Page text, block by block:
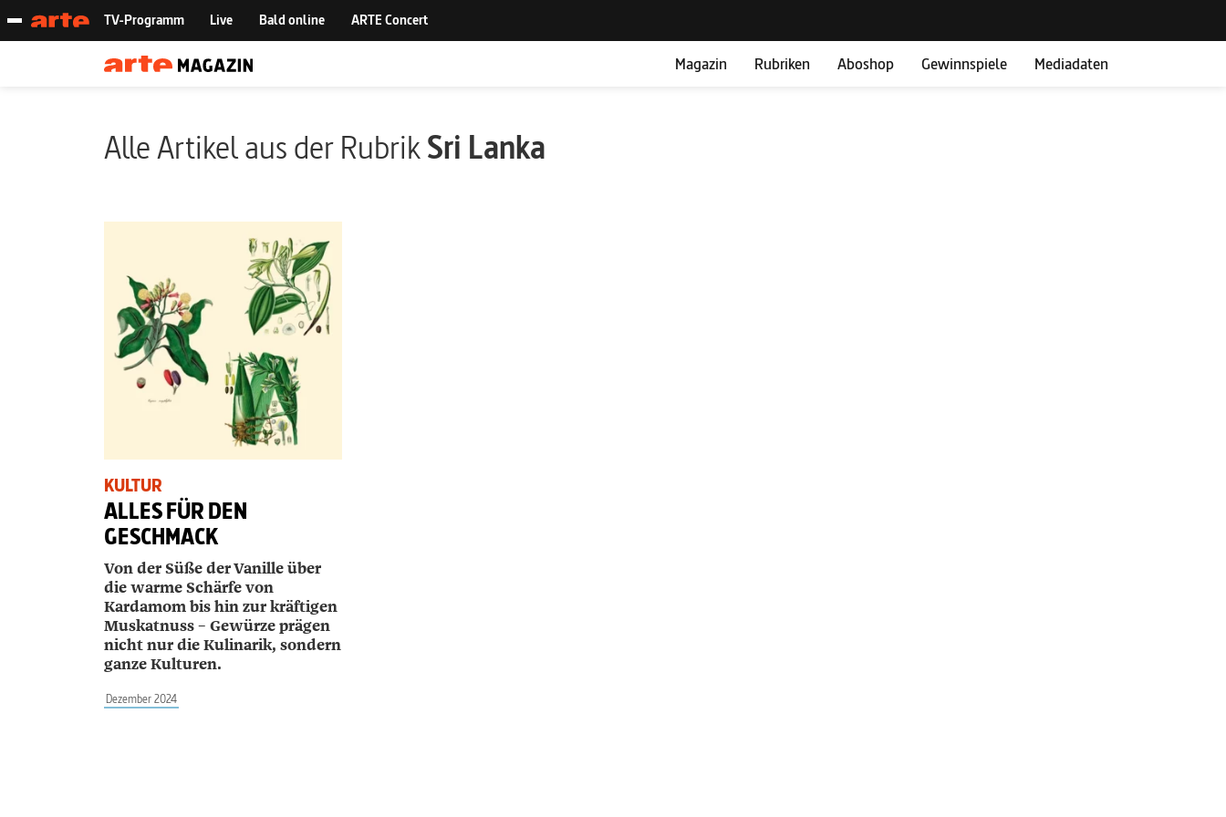
Magazin Rubriken Aboshop Gewinnspiele Mediadaten
Alle Artikel aus der RubrikSri Lanka
KULTUR
ALLES FÜR DEN
GESCHMACK
Von der Süße der Vanille über
die warme Schärfe von
Kardamom bis hin zur kräftigen
Muskatnuss – Gewürze prägen
nicht nur die Kulinarik, sondern
ganze Kulturen.
Dezember 2024